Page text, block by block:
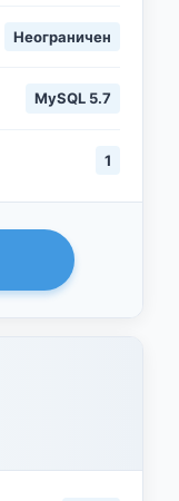
Неограничен
MySQL 5.7
1